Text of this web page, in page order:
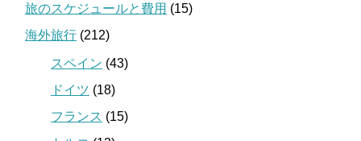
旅のスケジュールと費用 (15)
海外旅行 (212)
スペイン (43)
ドイツ (18)
フランス (15)